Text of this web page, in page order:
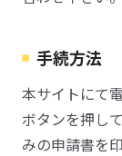
手続方法
本サイトにて
ボタンを押し
みの申請書を